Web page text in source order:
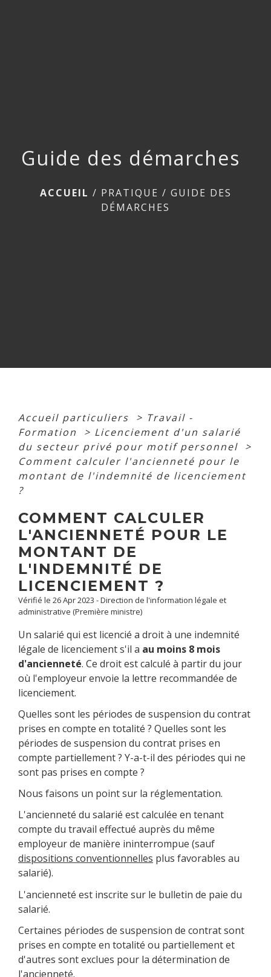
Guide des démarches
ACCUEIL / PRATIQUE / GUIDE DES
DÉMARCHES
Accueil particuliers > Travail -
Formation
> Licenciement d'un salarié
du secteur privé pour motif personnel >
Comment calculer l'ancienneté pour le
montant de l'indemnité de licenciement
?
COMMENT CALCULER
L'ANCIENNETÉ POUR LE
MONTANT DE
L'INDEMNITÉ DE
LICENCIEMENT ?
Vérifié le 26 Apr 2023 - Direction de l'information légale et
administrative (Première ministre)
Un salarié qui est licencié a droit à une indemnité
légale de licenciement s'il a au moins 8 mois
d'ancienneté. Ce droit est calculé à partir du jour
où l'employeur envoie la lettre recommandée de
licenciement.
Quelles sont les périodes de suspension du contrat
prises en compte en totalité ? Quelles sont les
périodes de suspension du contrat prises en
compte partiellement ? Y-a-t-il des périodes qui ne
sont pas prises en compte ?
Nous faisons un point sur la réglementation.
L'ancienneté du salarié est calculée en tenant
compte du travail effectué auprès du même
employeur de manière ininterrompue (sauf
dispositions conventionnelles plus favorables au
salarié).
L'ancienneté est inscrite sur le bulletin de paie du
salarié.
Certaines périodes de suspension de contrat sont
prises en compte en totalité ou partiellement et
d'autres sont exclues pour la détermination de
l'ancienneté.